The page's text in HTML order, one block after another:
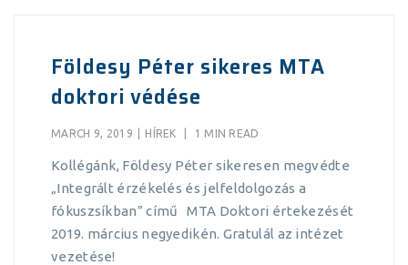
Földesy Péter sikeres MTA
doktori védése
MARCH 9, 2019 HÍREK 1 MIN READ
Kollégánk, Földesy Péter sikeresen megvédte
„Integrált érzékelés és jelfeldolgozás a
fókuszsíkban” című MTA Doktori értekezését
2019. március negyedikén. Gratulál az intézet
vezetése!